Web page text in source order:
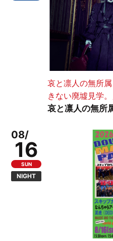
哀と凛人の無所
きない廃墟見学。
哀と凛人の無所
08/
16
SUN
NIGHT